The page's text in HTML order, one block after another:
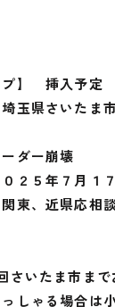
プ】 挿入予定
埼玉県さいた
ダー崩壊
２５年７月１
東、近県応相
さいたま市ま
しゃる場合は